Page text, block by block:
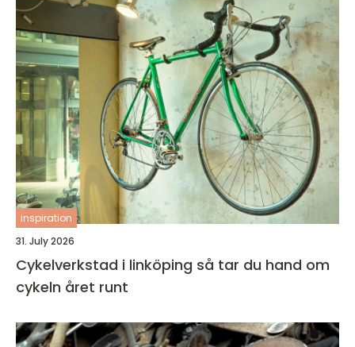
inspiration
31. July 2026
Cykelverkstad i linköping så tar du hand om
cykeln året runt